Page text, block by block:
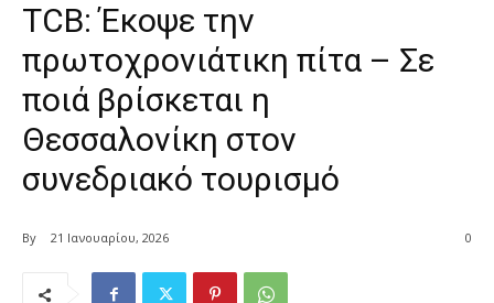
TCB: Έκοψε την
πρωτοχρονιάτικη πίτα – Σε
ποιά βρίσκεται η
Θεσσαλονίκη στον
συνεδριακό τουρισμό
By 21 Ιανουαρίου, 2026 0